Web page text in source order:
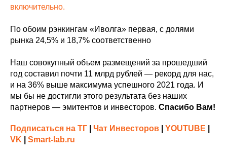
включительно.
По обоим рэнкингам «Иволга» первая, с долями
рынка 24,5% и 18,7% соответственно
Наш совокупный объем размещений за прошедший
год составил почти 11 млрд рублей — рекорд для нас,
и на 36% выше максимума успешного 2021 года. И
мы бы не достигли этого результата без наших
партнеров — эмитентов и инвесторов. Спасибо Вам!
Подписаться на ТГ Чат Инвесторов YOUTUBE
VK
Smart-lab.ru